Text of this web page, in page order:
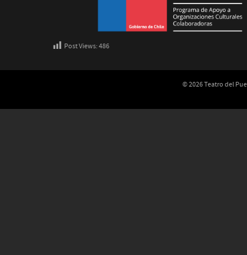
Post Views:486
© 2026 Teatro del